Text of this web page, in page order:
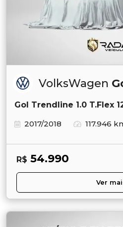
VolksWagen
Gol Trendline 1.0 T.Flex
2017/2018
117.946
R$ 54.990
Ver